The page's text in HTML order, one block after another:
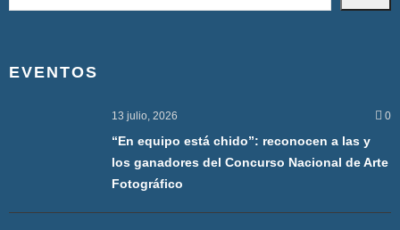
EVENTOS
13 julio, 2026 0
“En equipo está chido”: reconocen a las y
los ganadores del Concurso Nacional de Arte
Fotográfico